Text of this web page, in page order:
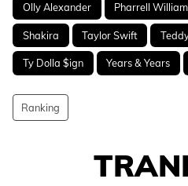
Olly Alexander Pharrell
Shakira Taylor Swift
Ty Dolla $ign Years & Years
Ranking